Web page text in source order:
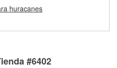
de Préstamo de
para determinar si pueden
Si tus tambores o discos no
para tu reparación.
huracanes
#6402